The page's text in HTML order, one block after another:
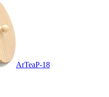
ArTeaP-18